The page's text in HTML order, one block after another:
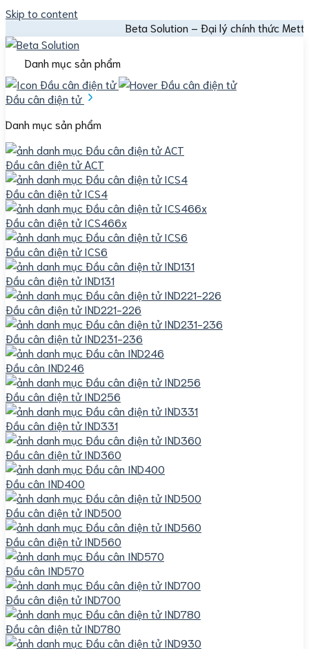
Skip to content
Beta Solution – Đại lý chính thức Mettler Toledo
Danh mục sản phẩm
Đầu cân điện tử
Danh mục sản phẩm
Đầu cân điện tử ACT
Đầu cân điện tử ICS4
Đầu cân điện tử ICS466x
Đầu cân điện tử ICS6
Đầu cân điện tử IND131
Đầu cân điện tử IND221-226
Đầu cân điện tử IND231-236
Đầu cân IND246
Đầu cân điện tử IND256
Đầu cân điện tử IND331
Đầu cân điện tử IND360
Đầu cân IND400
Đầu cân điện tử IND500
Đầu cân điện tử IND560
Đầu cân IND570
Đầu cân điện tử IND700
Đầu cân điện tử IND780